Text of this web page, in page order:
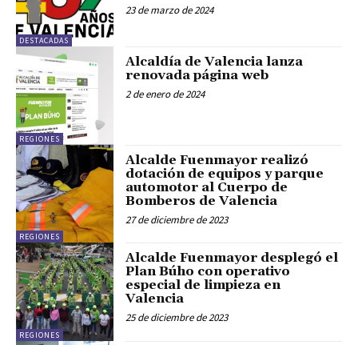
DESTACADAS
23 de marzo de 2024
REGIONES
Alcaldía de Valencia lanza
renovada página web
2 de enero de 2024
REGIONES
Alcalde Fuenmayor realizó
dotación de equipos y parque
automotor al Cuerpo de
Bomberos de Valencia
27 de diciembre de 2023
REGIONES
Alcalde Fuenmayor desplegó el
Plan Búho con operativo
especial de limpieza en
Valencia
25 de diciembre de 2023